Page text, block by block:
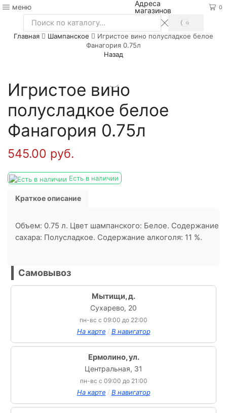
меню
Адреса
магазинов
0
Search
input
SEARCH
Главная Шампанское
Игристое вино полусладкое белое
Фанагория 0.75л
Назад
Игристое вино
полусладкое белое
Фанагория 0.75л
545.00 руб.
Есть в наличии
Краткое описание
Объем: 0.75 л. Цвет шампанского: Белое. Содержание
сахара: Полусладкое. Содержание алкоголя: 11 %.
Самовывоз
Мытищи, д.
Сухарево, 20
пн-вс с 09:00 до 22:00
На карте / В навигатор
Ермолино, ул.
Центральная, 31
пн-вс с 09:00 до 21:00
На карте / В навигатор